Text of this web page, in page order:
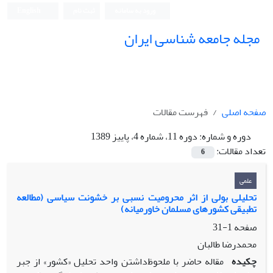
مجله جامعه شناسی ایران
صفحه اصلی
فهرست مقالات
دوره و شماره:دوره 11، شماره 4، پاییز 1389
تعداد مقالات:
6
علمی
تحلیلى بولى از اثر محرومیت نسبى بر خشونت سیاسى (مطالعه
تطبیقى کشورهاى مسلمان خاورمیانه)
صفحه1-31
محمدرضا طالبان
چکیده مقاله حاضر با ملحوظ‌داشتن واحد تحلیل «کشور» از جبر